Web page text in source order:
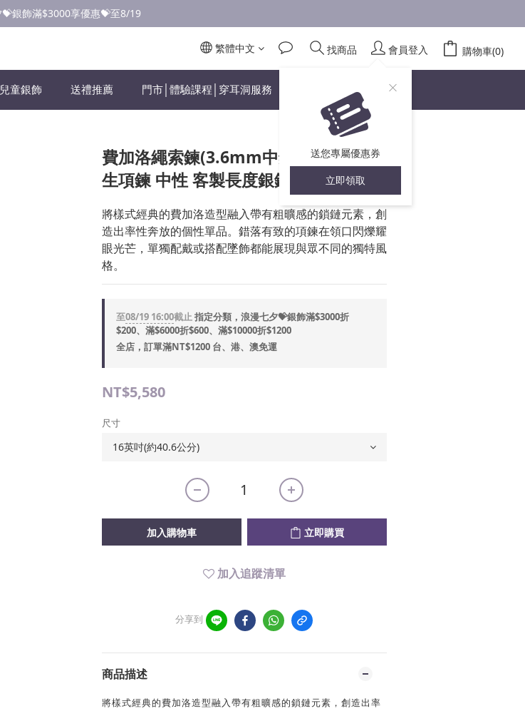
LINE✅好友領取首購優惠券
銀飾滿$3000享優惠💝至8/19
繁體中文 找商品 會員登入
送您專屬優惠券
立即領取
購物車(0)
兒童銀飾 送禮推薦 門市│體驗課程│穿耳洞服務
費加洛繩索鍊(3.6mm中鍊) 925純銀 男
生項鍊 中性 客製長度銀鍊
將樣式經典的費加洛造型融入帶有粗曠感的鎖鏈元素，創
造出率性奔放的個性單品。錯落有致的項鍊在領口閃爍耀
眼光芒，單獨配戴或搭配墜飾都能展現與眾不同的獨特風
格。
至08/19 16:00截止指定分類，浪漫七夕💝銀飾滿$3000折
$200、滿$6000折$600、滿$10000折$1200
全店，訂單滿NT$1200 台、港、澳免運
NT$5,580
尺寸
加入購物車 立即購買
加入追蹤清單
分享到
商品描述
將樣式經典的費加洛造型融入帶有粗曠感的鎖鏈元素，創造出率
立即購買